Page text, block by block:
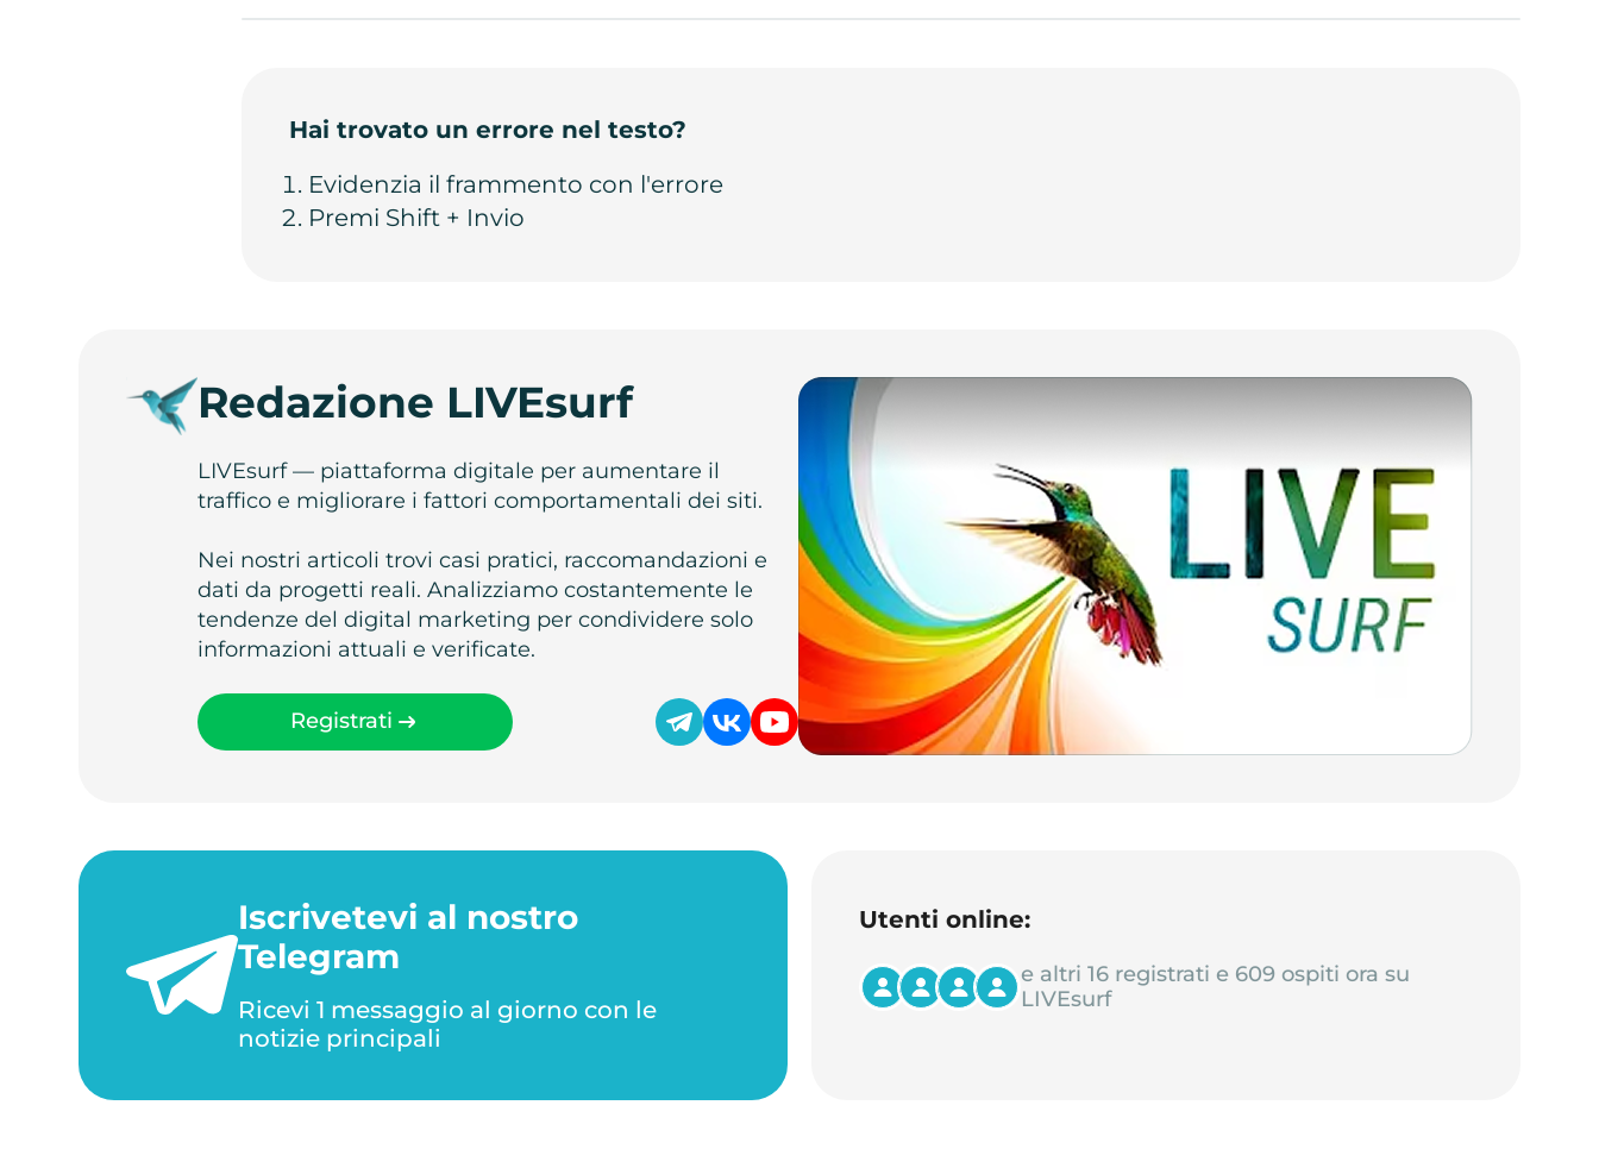
Hai trovato un errore nel testo?
Evidenzia il frammento con l'errore
Premi Shift + Invio
Redazione LIVEsurf
LIVEsurf — piattaforma digitale per aumentare il
traffico e migliorare i fattori comportamentali dei siti.
Nei nostri articoli trovi casi pratici, raccomandazioni e
dati da progetti reali. Analizziamo costantemente le
tendenze del digital marketing per condividere solo
informazioni attuali e verificate.
Registrati
Iscrivetevi al nostro
Telegram
Ricevi 1 messaggio al giorno con le
notizie principali
Utenti online:
e altri 16 registrati e 609 ospiti ora su
LIVEsurf